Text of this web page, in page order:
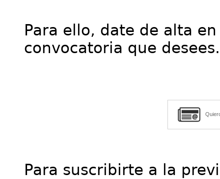
Para ello, date de alta
convocatoria que desees.
Para suscribirte a la